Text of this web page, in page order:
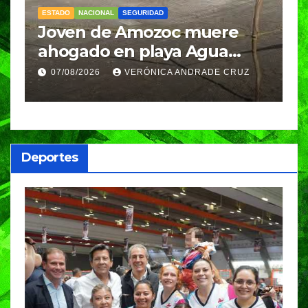
ESTADO NACIONAL SEGURIDAD
Joven de Amozoc muere
ahogado en playa Agua
Azul, en Cazones, Veracruz
07/08/2026 VERÓNICA ANDRADE CRUZ
Deportes